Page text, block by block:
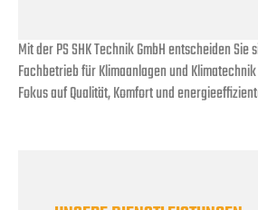
Mit der PS SHK Technik GmbH entscheiden
Fachbetrieb für Klimaanlagen und
Fokus auf Qualität, Komfort und